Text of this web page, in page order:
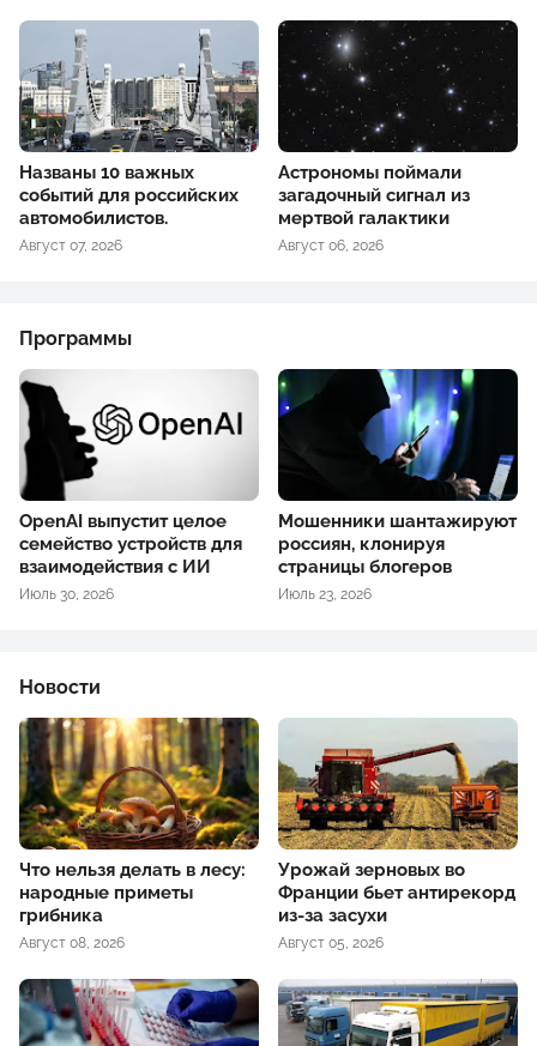
Названы 10 важных
событий для российских
автомобилистов.
Август 07, 2026
Астрономы поймали
загадочный сигнал из
мертвой галактики
Август 06, 2026
Программы
OpenAI выпустит целое
семейство устройств для
взаимодействия с ИИ
Июль 30, 2026
Мошенники шантажируют
россиян, клонируя
страницы блогеров
Июль 23, 2026
Новости
Что нельзя делать в лесу:
народные приметы
грибника
Август 08, 2026
Урожай зерновых во
Франции бьет антирекорд
из-за засухи
Август 05, 2026